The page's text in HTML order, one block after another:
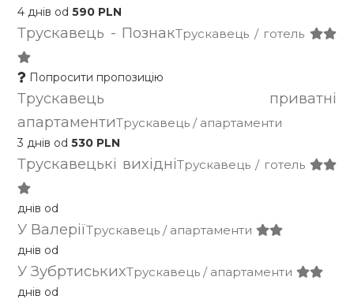
4 днів od590 PLN
Трускавець - ПознакТрускавець / готель
Попросити пропозицію
Трускавець приватні
апартаментиТрускавець / апартаменти
3 днів od530 PLN
Трускавецькі вихідніТрускавець / готель
днів od
У ВалеріїТрускавець / апартаменти
днів od
У ЗубртиськихТрускавець / апартаменти
днів od